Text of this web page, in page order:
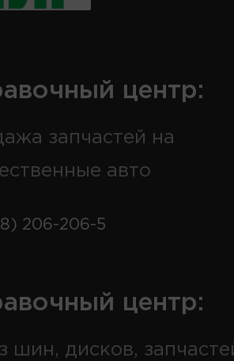
центр:
запчастей на
авто
206-206-5
центр:
шин, дисков,